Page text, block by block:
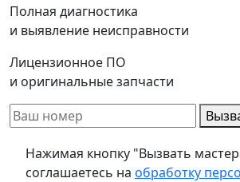
Полная диагностика
и выявление неисправности
Лицензионное ПО
и оригинальные запчасти
Нажимая кнопку "Вызвать
соглашаетесь на обработку